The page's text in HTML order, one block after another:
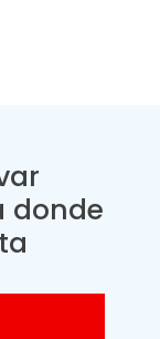
donde